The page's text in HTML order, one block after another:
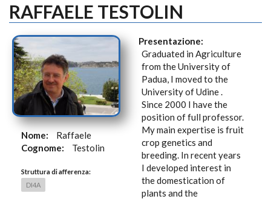
RAFFAELE TESTOLIN
Nome:
Raffaele
Cognome:
Testolin
Struttura di afferenza:
DI4A
Presentazione:
Graduated in Agriculture
from the University of
Padua, I moved to the
University of Udine .
Since 2000 I have the
position of full professor.
My main expertise is fruit
crop genetics and
breeding. In recent years
I developed interest in
the domestication of
plants and the